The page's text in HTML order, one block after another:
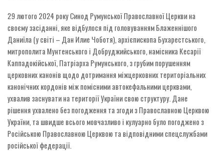
29 лютого 2024 року Синод Румунської Православної Церкви на
своєму засіданні, яке відбулося під головуванням Блаженнішого
Даниїла (у світі – Дан Илие Чоботя), архієпископа Бухарестського,
митрополита Мунтенського і Добруджийського, намісника Кесарії
Каппадокійської, Патріарха Румунського, з грубим порушенням
церковних канонів щодо дотримання міжцерковних територіальних
канонічних кордонів між помісними автокефальними церквами,
ухвалив заснувати на території України свою структуру. Дане
рішення ухвалено без погодження та згоди з Православною Церквою
України, та швидше всього мовчазливо і кулуарно було погоджено з
Російською Православною Церквою та відповідними спецслужбами
російської федерації.